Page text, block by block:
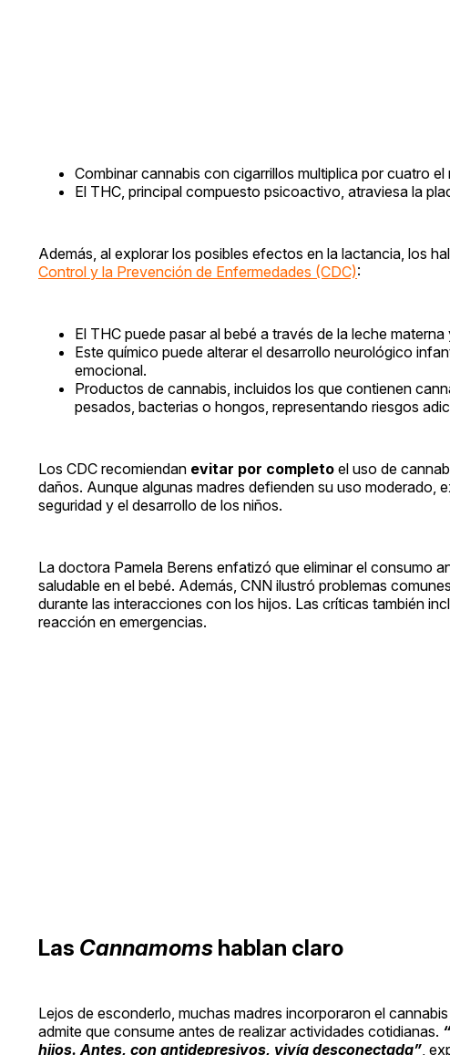
Combinar cannabis con cigarrillos multiplica por cuatro el
El THC, principal compuesto psicoactivo, atraviesa la
Además, al explorar los posibles efectos en la lactancia, los
Control y la Prevención de Enfermedades (CDC):
El THC puede pasar al bebé a través de la leche
Este químico puede alterar el desarrollo neurológico
emocional.
Productos de cannabis, incluidos los que contienen
pesados, bacterias o hongos, representando riesgos
Los CDC recomiendan evitar por completo el uso de
daños. Aunque algunas madres defienden su uso moderado,
seguridad y el desarrollo de los niños.
La doctora Pamela Berens enfatizó que eliminar el consumo
saludable en el bebé. Además, CNN ilustró problemas
durante las interacciones con los hijos. Las críticas también
reacción en emergencias.
Las Cannamoms hablan claro
Lejos de esconderlo, muchas madres incorporaron el
admite que consume antes de realizar actividades cotidianas.
hijos. Antes, con antidepresivos, vivía desconectada”,